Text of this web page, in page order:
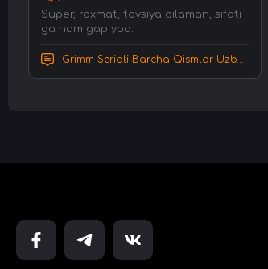
Super, raxmat, tavsiya qilaman, sifati
ga ham gap yoq.
Grimm Seriali Barcha Qismlar Uzbek tilida Tarjima serial HD Skachat